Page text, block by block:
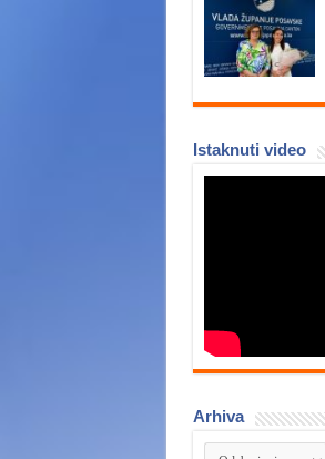
Istaknuti video
Arhiva
Arhiva